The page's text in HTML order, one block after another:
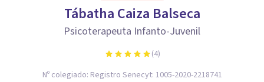
Tábatha Caiza Balseca
Psicoterapeuta Infanto-Juvenil
(4)
Nº colegiado: Registro Senecyt: 1005-2020-2218741